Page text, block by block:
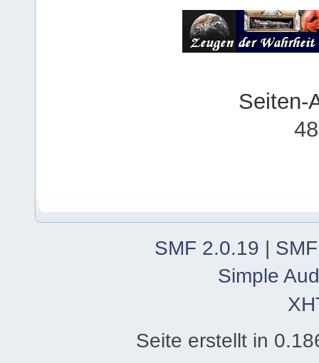
Seiten-
SMF 2.0.19 |
Simple
Seite erstellt in